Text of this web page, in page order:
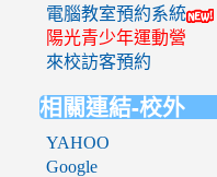
電腦教室預約系統
陽光青少年運動營
來校訪客預約
相關連結-校外
YAHOO
Google